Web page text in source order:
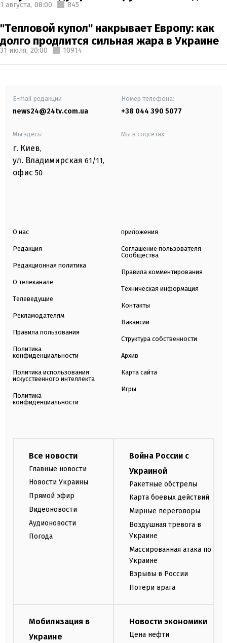
1 августа, 08:00 845
"Тепловой купол" накрывает Европу: как
долго продлится сильная жара в Украине
31 июля, 20:00 10914
E-mail редакции
news24@24tv.com.ua
Номер телефона:
+38 044 390 5077
Мы здесь:
г. Киев,
ул. Владимирская 61/11,
офис 50
Мы в соцсетях:
О нас
Редакция
Редакционная политика
О телеканале
Телеведущие
Рекламодателям
Правила пользования
Политика
конфиденциальности
Политика использования
искусственного интеллекта
Политика
конфиденциальности
приложения
Соглашение пользователя
Сообщества
Правила комментирования
Техническая информация
Контакты
Вакансии
Структура собственности
Архив
Карта сайта
Игры
Все новости
Главные новости
Новости Украины
Прямой эфир
Видеоновости
Аудионовости
Погода
Война России с
Украиной
Ракетные обстрелы
Карта боевых действий
Мирные переговоры
Воздушная тревога в
Украине
Массированная атака по
Украине
Взрывы в России
Потери врага
Мобилизация в
Украине
Новости экономики
Цена нефти